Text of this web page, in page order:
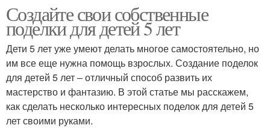
Создайте свои собственные
поделки для детей 5 лет
Дети 5 лет уже умеют делать многое самостоятельно, но
им все еще нужна помощь взрослых. Создание поделок
для детей 5 лет – отличный способ развить их
мастерство и фантазию. В этой статье мы расскажем,
как сделать несколько интересных поделок для детей 5
лет своими руками.